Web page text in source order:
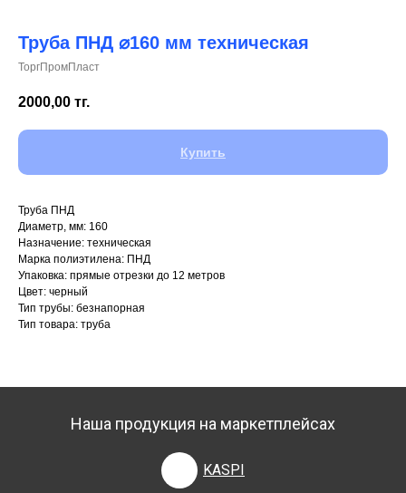
(700) 730-70-73
Труба ПНД ⌀160 мм техническая
ТоргПромПласт
2000,00 тг.
Купить
Труба ПНД
Диаметр, мм: 160
Назначение: техническая
Марка полиэтилена: ПНД
Упаковка: прямые отрезки до 12 метров
Цвет: черный
Тип трубы: безнапорная
Тип товара: труба
Наша продукция на маркетплейсах
KASPI